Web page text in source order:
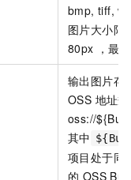
bmp, tiff,
图片大小限
80px ，最
输出图片存
OSS 地址
oss://
其中
项目处于同
的 OSS